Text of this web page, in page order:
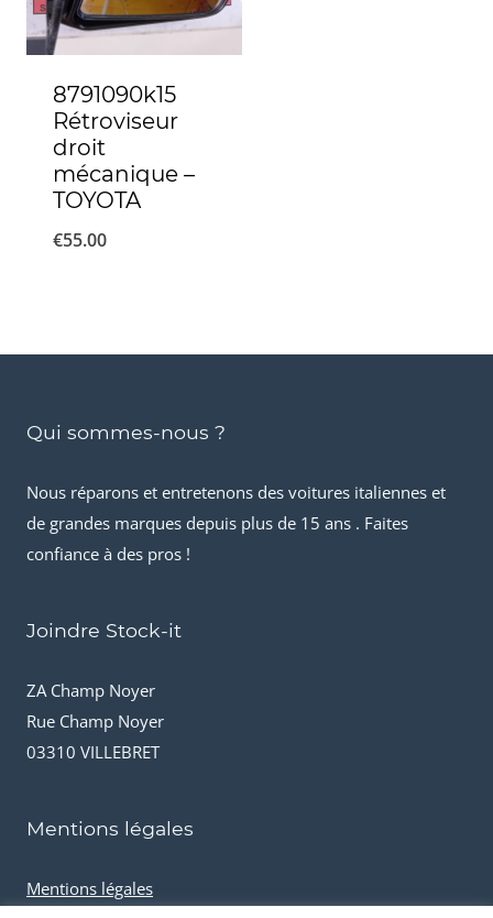
8791090k15
Rétroviseur
droit
mécanique –
TOYOTA
€55.00
Qui sommes-nous ?
Nous réparons et entretenons des voitures italiennes et
de grandes marques depuis plus de 15 ans . Faites
confiance à des pros !
Joindre Stock-it
ZA Champ Noyer
Rue Champ Noyer
03310 VILLEBRET
Mentions légales
Mentions légales